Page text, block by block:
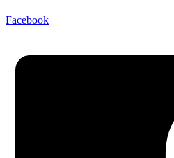
Facebook